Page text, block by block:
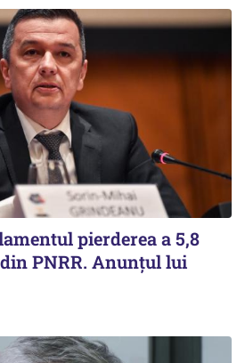
pierderea a 5,8
PNRR. Anunțul lui